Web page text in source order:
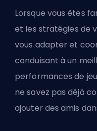
Lorsque vous êtes
et les stratégies de
vous adapter et
conduisant à un
performances de
ne savez pas déjà
ajouter des amis